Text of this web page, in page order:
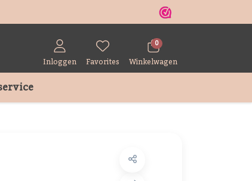
Inloggen Favorites
0
Winkelwagen